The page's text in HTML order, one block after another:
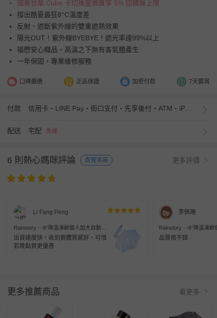
國泰世華 Cube 卡切換童樂匯享 5% 回饋無上限
撐出酷夏最狂8°C溫度差
反射、遮斷紫外線的雙重遮熱效果
陽光OUT！紫外線BYEBYE！遮光率達99%以上
福懋安心織品，高溫之下無有害氣體產生
一年保固，專業維修服務
口碑嚴選 正品保證 加密付款 7天鑑賞
付款 信用卡・LINE Pay・街口支付・先享後付・ATM・iPASS MONEY
配送 宅配 免運
6 則熱心媽咪評論 真實承諾 更多評價
Li Fang Peng
Rainstory - -8°降溫凍齡個人加大自動
傘-天使的眼淚-自動開收傘
出貨速度快，收到實體質感好，可惜
若晚點買更優惠
李佩珊
Rainstory - -8°降溫凍齡
傘-刺蝟-自動開收傘
品質很不錯
更多推薦商品 看更多